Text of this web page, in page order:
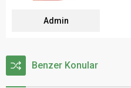
Admin
Benzer Konular